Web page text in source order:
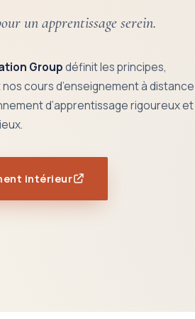
un apprentissage serein.
Groupdéfinit les principes,
cours d’enseignement à distance
d’apprentissage rigoureux et
intérieur